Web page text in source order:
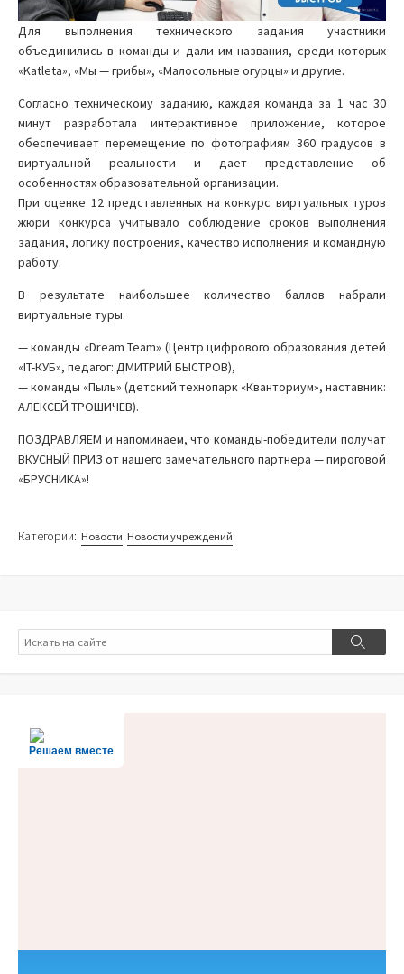
Для выполнения технического задания участники
объединились в команды и дали им названия, среди которых
«Katleta», «Мы — грибы», «Малосольные огурцы» и другие.
Согласно техническому заданию, каждая команда за 1 час 30
минут разработала интерактивное приложение, которое
обеспечивает перемещение по фотографиям 360 градусов в
виртуальной реальности и дает представление об
особенностях образовательной организации.
При оценке 12 представленных на конкурс виртуальных туров
жюри конкурса учитывало соблюдение сроков выполнения
задания, логику построения, качество исполнения и командную
работу.
В результате наибольшее количество баллов набрали
виртуальные туры:
— команды «Dream Team» (Центр цифрового образования детей
«IT-КУБ», педагог: ДМИТРИЙ БЫСТРОВ),
— команды «Пыль» (детский технопарк «Кванториум», наставник:
АЛЕКСЕЙ ТРОШИЧЕВ).
ПОЗДРАВЛЯЕМ и напоминаем, что команды-победители получат
ВКУСНЫЙ ПРИЗ от нашего замечательного партнера — пироговой
«БРУСНИКА»!
Категории: Новости Новости учреждений
Поиск
Поиск
Решаем вместе